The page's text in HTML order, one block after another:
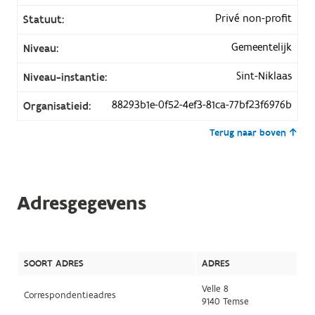
Statuut:
Privé non-profit
Niveau: Gemeentelijk
Niveau-instantie: Sint-Niklaas
Organisatieid: 88293b1e-0f52-4ef3-81ca-77bf23f6976b
Terug naar boven
Adresgegevens
SOORT ADRES ADRES
Correspondentieadres
Velle 8
9140 Temse